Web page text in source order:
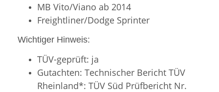
MB Vito/Viano ab 2014
Freightliner/Dodge Sprinter
Wichtiger Hinweis:
TÜV-geprüft: ja
Gutachten: Technischer Bericht TÜV
Rheinland*: TÜV Süd Prüfbericht Nr.